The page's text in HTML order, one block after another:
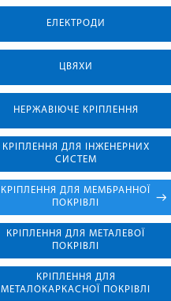
ЕЛЕКТРОДИ
ЦВЯХИ
НЕРЖАВІЮЧЕ КРІПЛЕННЯ
КРІПЛЕННЯ ДЛЯ ІНЖЕНЕРНИХ
СИСТЕМ
КРІПЛЕННЯ ДЛЯ МЕМБРАННОЇ
ПОКРІВЛІ
КРІПЛЕННЯ ДЛЯ МЕТАЛЕВОЇ
ПОКРІВЛІ
КРІПЛЕННЯ ДЛЯ
МЕТАЛОКАРКАСНОЇ ПОКРІВЛІ